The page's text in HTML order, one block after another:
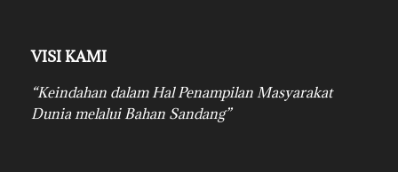
VISI KAMI
“Keindahan dalam Hal Penampilan Masyarakat
Dunia melalui Bahan Sandang”